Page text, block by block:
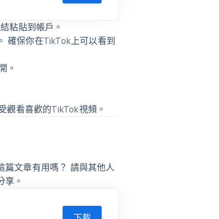
粘貼到帳戶。
確保你在TikTok上可以看到
。
觀看喜歡的TikTok視頻。
篇文章有用嗎？ 請與其他人
享。